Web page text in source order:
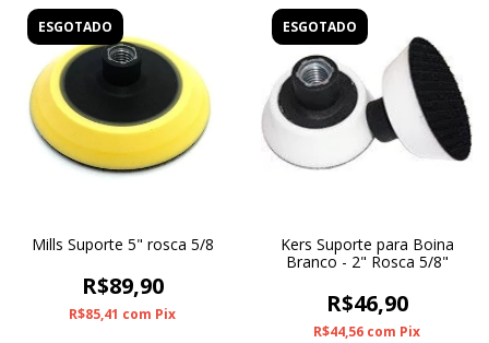
ESGOTADO
Mills Suporte 5" rosca 5/8
R$89,90
R$85,41 com Pix
ESGOTADO
Kers Suporte para Boina
Branco - 2" Rosca 5/8"
R$46,90
R$44,56 com Pix